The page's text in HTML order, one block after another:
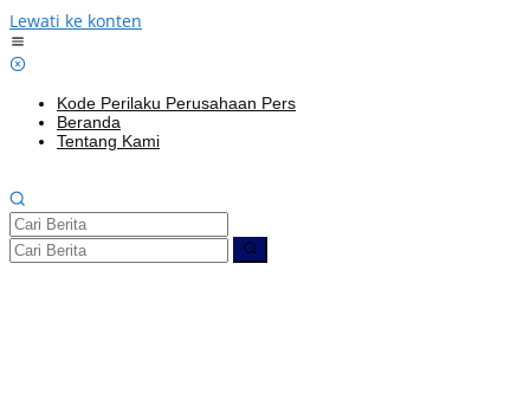
Lewati ke konten
Kode Perilaku Perusahaan Pers
Beranda
Tentang Kami